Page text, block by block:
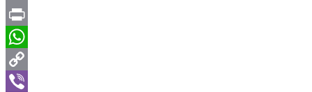
Email
Print
WhatsApp
Copy